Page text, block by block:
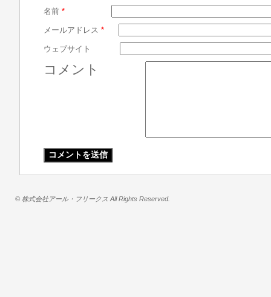
名前 *
メールアドレス *
ウェブサイト
コメント
© 株式会社アール・フリークス All Rights Reserved.